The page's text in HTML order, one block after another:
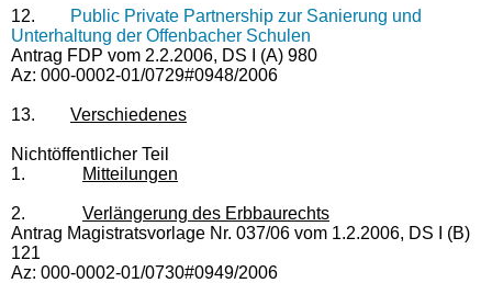
12.
Public Private Partnership zur Sanierung und
Unterhaltung der Offenbacher Schulen
Antrag FDP vom 2.2.2006, DS I (A) 980
Az: 000-0002-01/0729#0948/2006
13. Verschiedenes
Nichtöffentlicher Teil
1.
Mitteilungen
2.
Verlängerung des Erbbaurechts
Antrag Magistratsvorlage Nr. 037/06 vom 1.2.2006, DS I (B)
121
Az: 000-0002-01/0730#0949/2006